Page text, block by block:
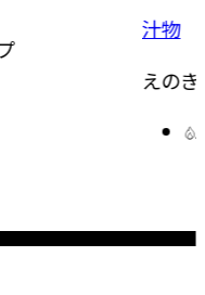
えのきとに